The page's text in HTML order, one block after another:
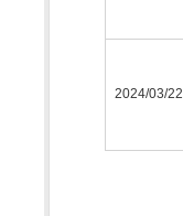
2024/03/22